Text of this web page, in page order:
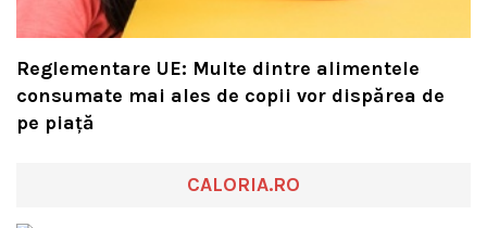
Reglementare UE: Multe dintre alimentele
consumate mai ales de copii vor dispărea de
pe piață
CALORIA.RO